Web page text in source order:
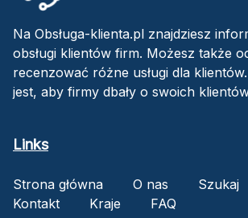
Na Obsługa-klienta.pl znajdziesz
obsługi klientów firm. Możesz także
recenzować różne usługi dla
jest, aby firmy dbały o swoich
Links
Strona główna O nas Szukaj
Kontakt
Kraje FAQ